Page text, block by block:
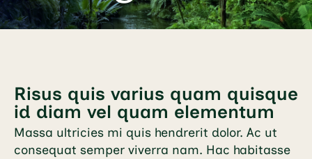
Risus quis varius quam quisque
id diam vel quam elementum
Massa ultricies mi quis hendrerit dolor. Ac ut
consequat semper viverra nam. Hac habitasse